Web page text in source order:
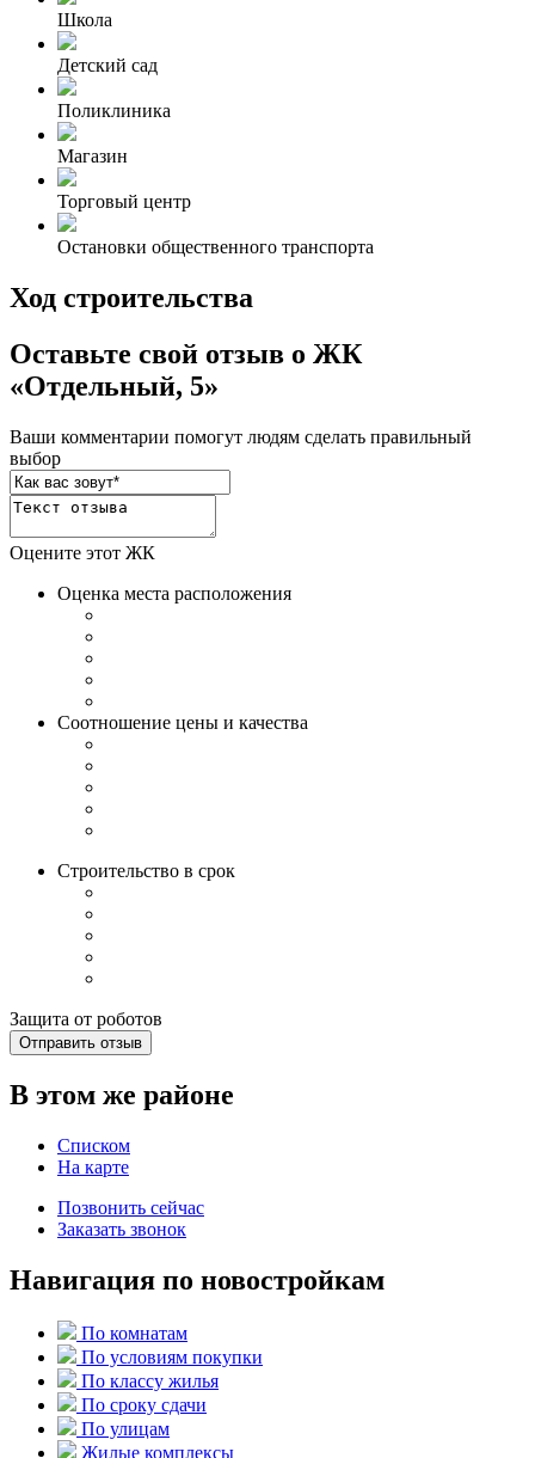
Школа
Детский сад
Поликлиника
Магазин
Торговый центр
Остановки общественного транспорта
Ход строительства
Оставьте свой отзыв о ЖК
«Отдельный, 5»
Ваши комментарии помогут людям сделать правильный
выбор
Оцените этот ЖК
Оценка места расположения
Соотношение цены и качества
Строительство в срок
Защита от роботов
Отправить отзыв
В этом же районе
Списком
На карте
Позвонить сейчас
Заказать звонок
Навигация по новостройкам
По комнатам
По условиям покупки
По классу жилья
По сроку сдачи
По улицам
Жилые комплексы